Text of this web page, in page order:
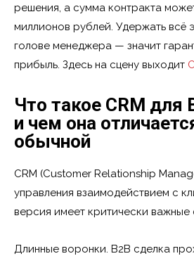
решения, а сумма контракта
миллионов рублей. Удержать всё
голове менеджера — значит
прибыль. Здесь на сцену выходит
Что такое CRM для
и чем она
обычной
CRM (Customer Relationship
управления взаимодействием с
версия имеет критически важные
Длинные воронки. B2B сделка